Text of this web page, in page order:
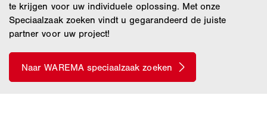
te krijgen voor uw individuele oplossing. Met onze
Speciaalzaak zoeken vindt u gegarandeerd de juiste
partner voor uw project!